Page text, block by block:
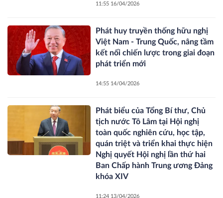
11:55 16/04/2026
Phát huy truyền thống hữu nghị
Việt Nam - Trung Quốc, nâng tầm
kết nối chiến lược trong giai đoạn
phát triển mới
14:55 14/04/2026
Phát biểu của Tổng Bí thư, Chủ
tịch nước Tô Lâm tại Hội nghị
toàn quốc nghiên cứu, học tập,
quán triệt và triển khai thực hiện
Nghị quyết Hội nghị lần thứ hai
Ban Chấp hành Trung ương Đảng
khóa XIV
11:24 13/04/2026